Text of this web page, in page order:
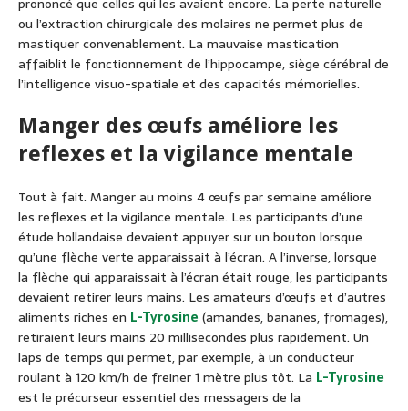
ou l’extraction chirurgicale des molaires ne permet plus de
mastiquer convenablement. La mauvaise mastication
affaiblit le fonctionnement de l’hippocampe, siège cérébral de
l’intelligence visuo-spatiale et des capacités mémorielles.
Manger des œufs améliore les
reflexes et la vigilance mentale
Tout à fait. Manger au moins 4 œufs par semaine améliore
les reflexes et la vigilance mentale. Les participants d’une
étude hollandaise devaient appuyer sur un bouton lorsque
qu’une flèche verte apparaissait à l’écran. A l’inverse, lorsque
la flèche qui apparaissait à l’écran était rouge, les participants
devaient retirer leurs mains. Les amateurs d’œufs et d’autres
aliments riches en L-Tyrosine (amandes, bananes, fromages),
retiraient leurs mains 20 millisecondes plus rapidement. Un
laps de temps qui permet, par exemple, à un conducteur
roulant à 120 km/h de freiner 1 mètre plus tôt. La L-Tyrosine
est le précurseur essentiel des messagers de la